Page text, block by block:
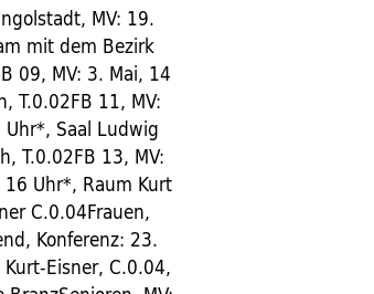
MV: 19.
mit dem Bezirk
09, MV: 3. Mai, 14
T.0.02FB 11, MV:
Saal Ludwig
T.0.02FB 13, MV:
Uhr*, Raum Kurt
C.0.04Frauen,
Konferenz: 23.
Eisner, C.0.04,